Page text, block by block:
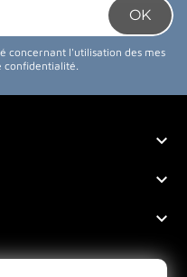
concernant l'utilisation des mes
confidentialité.


